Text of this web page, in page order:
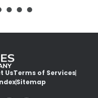
UsTerms of Services
Sitemap